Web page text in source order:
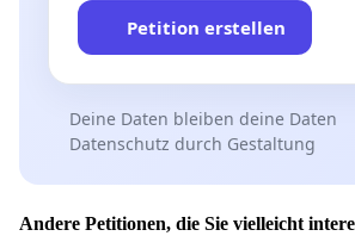
Petition erstellen
Deine Daten bleiben deine Daten
Datenschutz durch Gestaltung
Andere Petitionen, die Sie vielleicht